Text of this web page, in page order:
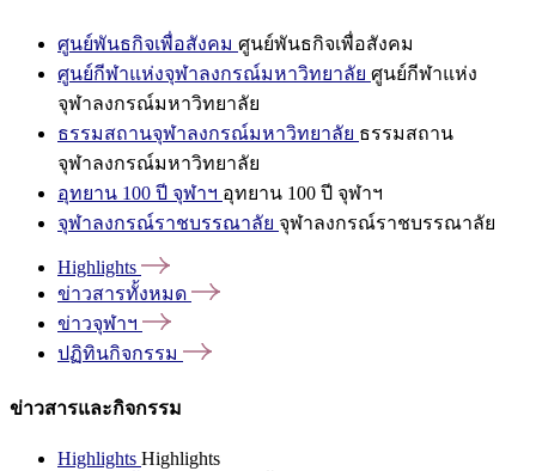
ศูนย์พันธกิจเพื่อสังคม ศูนย์พันธกิจเพื่อสังคม
ศูนย์กีฬาแห่งจุฬาลงกรณ์มหาวิทยาลัย ศูนย์กีฬาแห่ง
จุฬาลงกรณ์มหาวิทยาลัย
ธรรมสถานจุฬาลงกรณ์มหาวิทยาลัย ธรรมสถาน
จุฬาลงกรณ์มหาวิทยาลัย
อุทยาน 100 ปี จุฬาฯ อุทยาน 100 ปี จุฬาฯ
จุฬาลงกรณ์ราชบรรณาลัย จุฬาลงกรณ์ราชบรรณาลัย
Highlights
ข่าวสารทั้งหมด
ข่าวจุฬาฯ
ปฏิทินกิจกรรม
ข่าวสารและกิจกรรม
Highlights Highlights